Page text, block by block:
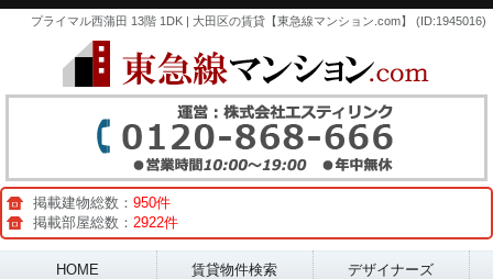
プライマル西蒲田 13階 1DK | 大田区の賃貸【東急線マンション.com】 (ID:1945016)
掲載建物総数： 950件
掲載部屋総数： 2922件
Main menu
HOME 賃貸物件検索 デザイナーズ